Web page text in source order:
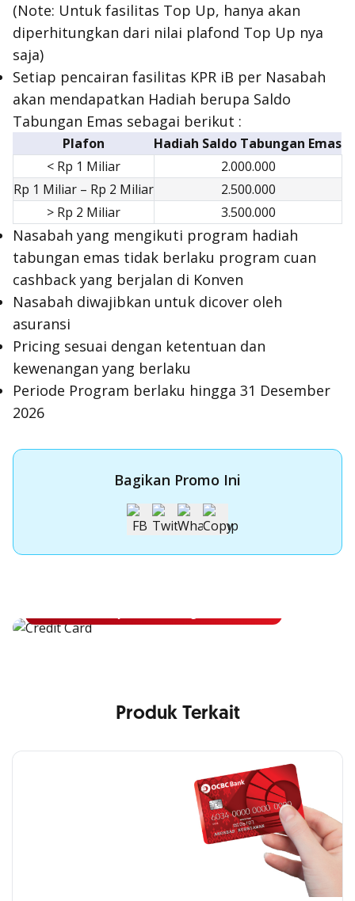
(Note: Untuk fasilitas Top Up, hanya akan
diperhitungkan dari nilai plafond Top Up nya
saja)
Setiap pencairan fasilitas KPR iB per Nasabah
akan mendapatkan Hadiah berupa Saldo
Tabungan Emas sebagai berikut :
Plafon
Hadiah Saldo Tabungan Emas
< Rp 1 Miliar
2.000.000
Rp 1 Miliar – Rp 2 Miliar
2.500.000
> Rp 2 Miliar
3.500.000
Nasabah yang mengikuti program hadiah
tabungan emas tidak berlaku program cuan
cashback yang berjalan di Konven
Nasabah diwajibkan untuk dicover oleh
asuransi
Pricing sesuai dengan ketentuan dan
kewenangan yang berlaku
Periode Program berlaku hingga 31 Desember
2026
Bagikan Promo Ini
Apply Kartu Kredit OCBC
Produk Terkait